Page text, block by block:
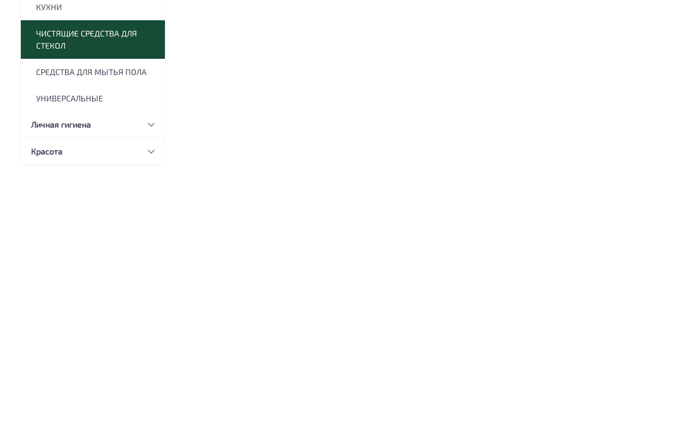
КУХНИ
ЧИСТЯЩИЕ СРЕДСТВА ДЛЯ
СТЕКОЛ
СРЕДСТВА ДЛЯ МЫТЬЯ ПОЛА
УНИВЕРСАЛЬНЫЕ
Личная гигиена
Красота